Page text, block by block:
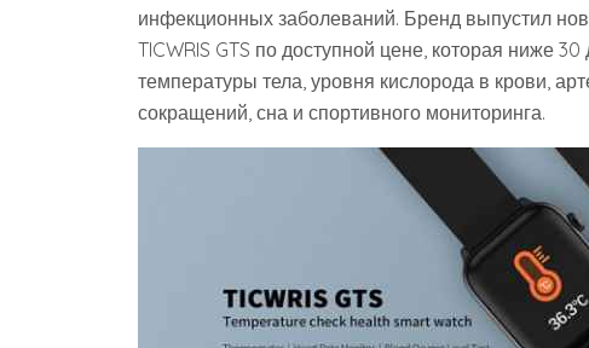
инфекционных заболеваний. Бренд выпустил
TICWRIS GTS по доступной цене, которая ниже
температуры тела, уровня кислорода в крови,
сокращений, сна и спортивного мониторинга.